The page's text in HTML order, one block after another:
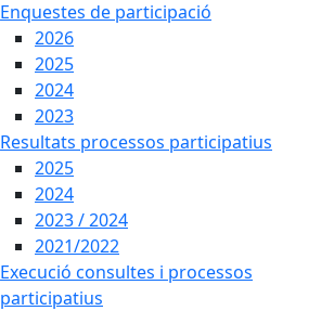
Enquestes de participació
2026
2025
2024
2023
Resultats processos participatius
2025
2024
2023 / 2024
2021/2022
Execució consultes i processos
participatius